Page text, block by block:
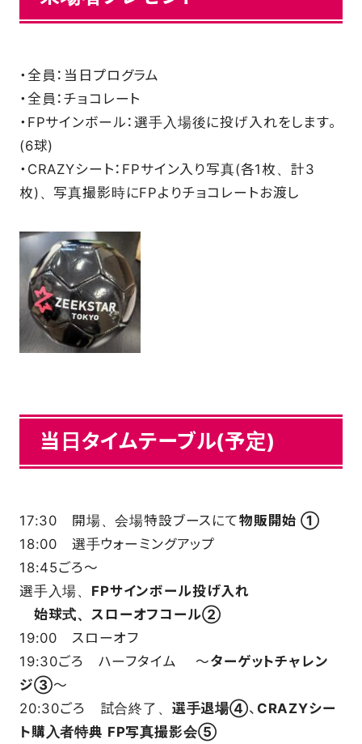
・全員：当日プログラム
・全員：チョコレート
・FPサインボール：選手入場後に投げ入れをします。
(6球)
・CRAZYシート：FPサイン入り写真(各1枚、計3
枚)、写真撮影時にFPよりチョコレートお渡し
当日タイムテーブル(予定)
17:30 開場、会場特設ブースにて物販開始 ①
18:00 選手ウォーミングアップ
18:45ごろ～
選手入場、 FPサインボール投げ入れ
始球式、スローオフコール②
19:00 スローオフ
19:30ごろ ハーフタイム ～ターゲットチャレン
ジ③～
20:30ごろ 試合終了、 選手退場④、 CRAZYシー
ト購入者特典 FP写真撮影会⑤